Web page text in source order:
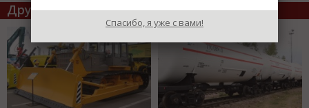
Другие статьи по теме
Спасибо, я уже с вами!